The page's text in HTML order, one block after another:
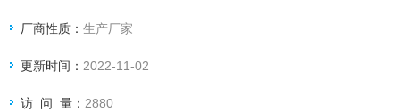
厂商性质：生产厂家
更新时间： 2022-11-02
访 问 量： 2880